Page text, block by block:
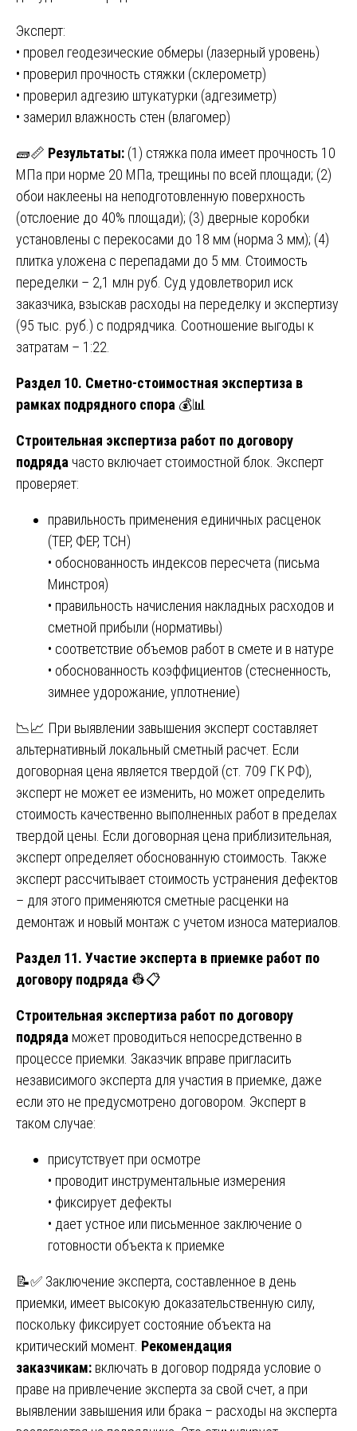
Эксперт:
• провел геодезические обмеры (лазерный уровень)
• проверил прочность стяжки (склерометр)
• проверил адгезию штукатурки (адгезиметр)
• замерил влажность стен (влагомер)
🧱📏 Результаты: (1) стяжка пола имеет прочность 10
МПа при норме 20 МПа, трещины по всей площади; (2)
обои наклеены на неподготовленную поверхность
(отслоение до 40% площади); (3) дверные коробки
установлены с перекосами до 18 мм (норма 3 мм); (4)
плитка уложена с перепадами до 5 мм. Стоимость
переделки – 2,1 млн руб. Суд удовлетворил иск
заказчика, взыскав расходы на переделку и экспертизу
(95 тыс. руб.) с подрядчика. Соотношение выгоды к
затратам – 1:22.
Раздел 10. Сметно-стоимостная экспертиза в
рамках подрядного спора 💰📊
Строительная экспертиза работ по договору
подряда часто включает стоимостной блок. Эксперт
проверяет:
правильность применения единичных расценок
(ТЕР, ФЕР, ТСН)
• обоснованность индексов пересчета (письма
Минстроя)
• правильность начисления накладных расходов и
сметной прибыли (нормативы)
• соответствие объемов работ в смете и в натуре
• обоснованность коэффициентов (стесненность,
зимнее удорожание, уплотнение)
📉📈 При выявлении завышения эксперт составляет
альтернативный локальный сметный расчет. Если
договорная цена является твердой (ст. 709 ГК РФ),
эксперт не может ее изменить, но может определить
стоимость качественно выполненных работ в пределах
твердой цены. Если договорная цена приблизительная,
эксперт определяет обоснованную стоимость. Также
эксперт рассчитывает стоимость устранения дефектов
– для этого применяются сметные расценки на
демонтаж и новый монтаж с учетом износа материалов.
Раздел 11. Участие эксперта в приемке работ по
договору подряда 👷📋
Строительная экспертиза работ по договору
подряда может проводиться непосредственно в
процессе приемки. Заказчик вправе пригласить
независимого эксперта для участия в приемке, даже
если это не предусмотрено договором. Эксперт в
таком случае:
присутствует при осмотре
• проводит инструментальные измерения
• фиксирует дефекты
• дает устное или письменное заключение о
готовности объекта к приемке
📝✅ Заключение эксперта, составленное в день
приемки, имеет высокую доказательственную силу,
поскольку фиксирует состояние объекта на
критический момент. Рекомендация
заказчикам: включать в договор подряда условие о
праве на привлечение эксперта за свой счет, а при
выявлении завышения или брака – расходы на эксперта